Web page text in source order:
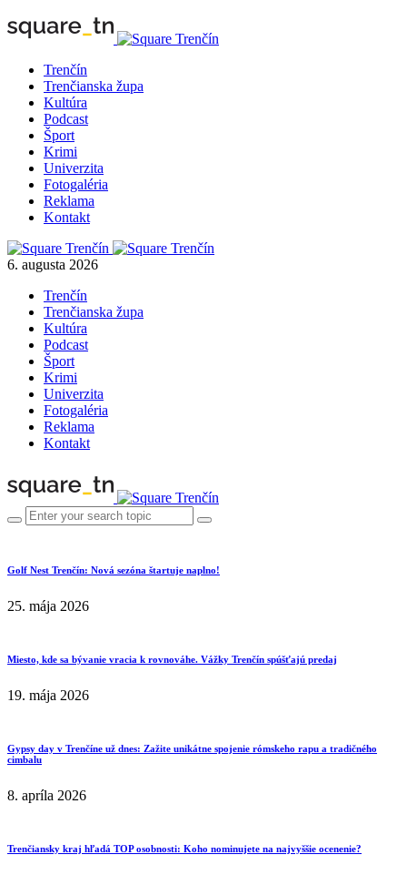
Trenčín
Trenčianska župa
Kultúra
Podcast
Šport
Krimi
Univerzita
Fotogaléria
Reklama
Kontakt
6. augusta 2026
Trenčín
Trenčianska župa
Kultúra
Podcast
Šport
Krimi
Univerzita
Fotogaléria
Reklama
Kontakt
Golf Nest Trenčín: Nová sezóna štartuje naplno!
25. mája 2026
Miesto, kde sa bývanie vracia k rovnováhe. Vážky Trenčín spúšťajú predaj
19. mája 2026
Gypsy day v Trenčíne už dnes: Zažite unikátne spojenie rómskeho rapu a tradičného
cimbalu
8. apríla 2026
Trenčiansky kraj hľadá TOP osobnosti: Koho nominujete na najvyššie ocenenie?